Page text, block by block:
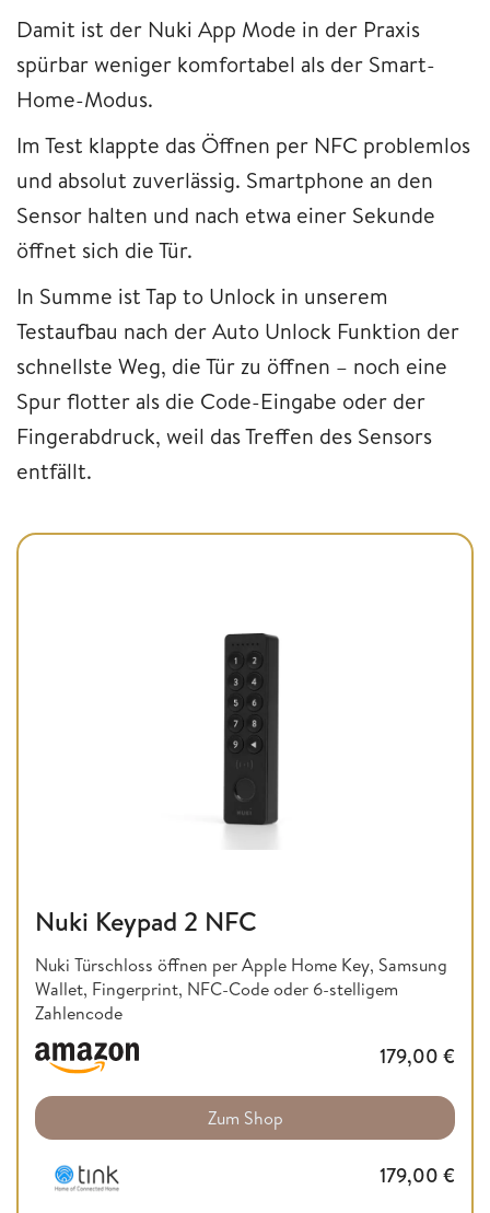
Damit ist der Nuki App Mode in der Praxis
spürbar weniger komfortabel als der Smart-
Home-Modus.
Im Test klappte das Öffnen per NFC problemlos
und absolut zuverlässig. Smartphone an den
Sensor halten und nach etwa einer Sekunde
öffnet sich die Tür.
In Summe ist Tap to Unlock in unserem
Testaufbau nach der Auto Unlock Funktion der
schnellste Weg, die Tür zu öffnen – noch eine
Spur flotter als die Code-Eingabe oder der
Fingerabdruck, weil das Treffen des Sensors
entfällt.
Nuki Keypad 2 NFC
Nuki Türschloss öffnen per Apple Home Key, Samsung
Wallet, Fingerprint, NFC-Code oder 6-stelligem
Zahlencode
179,00 €
Zum Shop
179,00 €